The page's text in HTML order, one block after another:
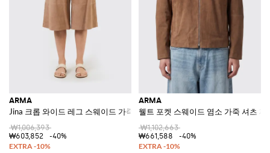
ARMA
Jina 크롭 와이드 레그 스웨이드 가죽 팬츠
₩1,006,393
₩603,852
-40%
ARMA
웰트 포켓 스웨이드 염소 가죽 셔츠 재
₩1,102,663
₩661,588
-40%